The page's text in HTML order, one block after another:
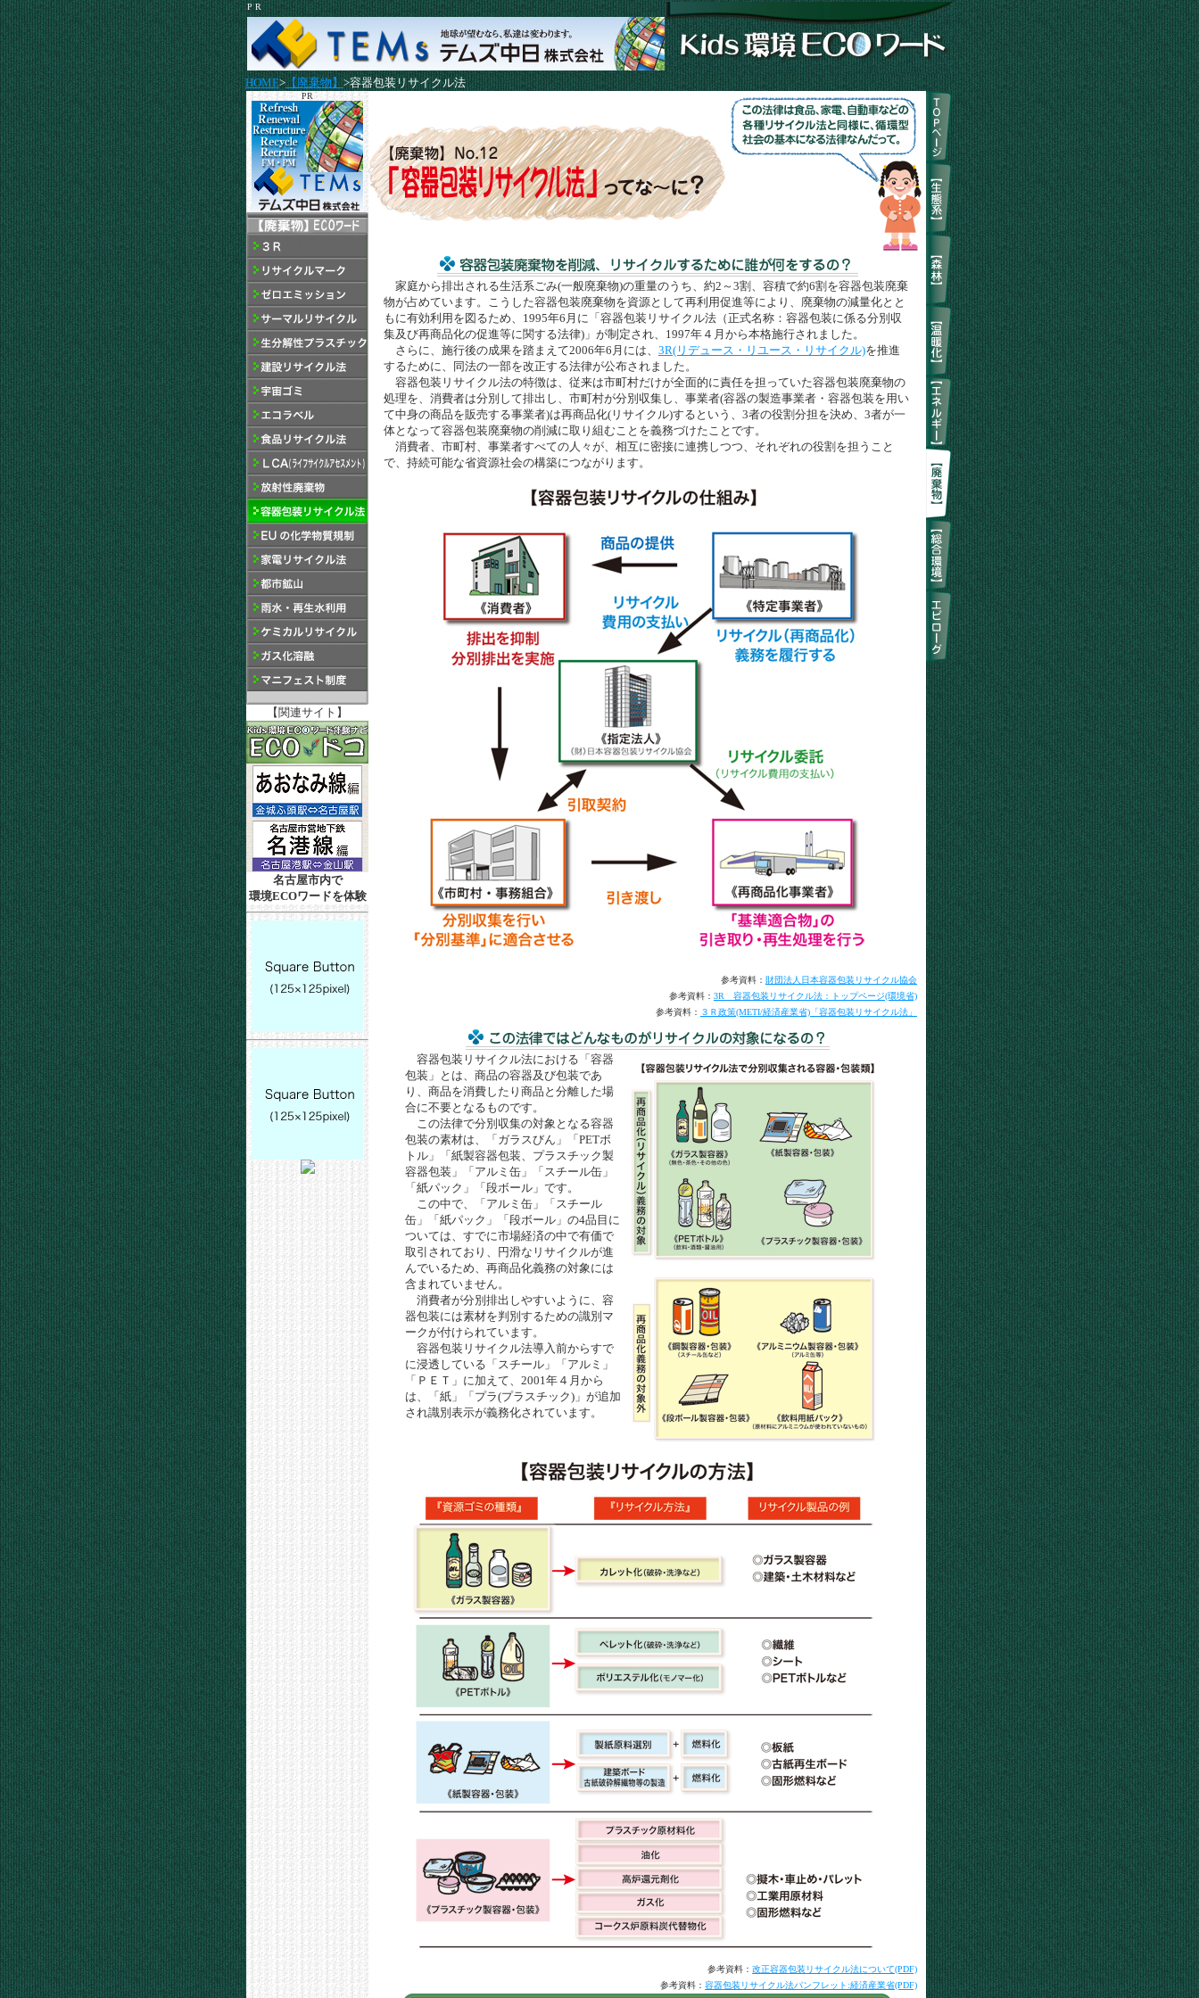
P R
HOME>【廃棄物】>容器包装リサイクル法
PR
【関連サイト】
名古屋市内で
環境ECOワードを体験
家庭から排出される生活系ごみ(一般廃棄物)の重量のうち、約2～3割、容積で約6割を容器包装廃棄
物が占めています。こうした容器包装廃棄物を資源として再利用促進等により、廃棄物の減量化とと
もに有効利用を図るため、1995年6月に「容器包装リサイクル法（正式名称：容器包装に係る分別収
集及び再商品化の促進等に関する法律)」が制定され、1997年４月から本格施行されました。
さらに、施行後の成果を踏まえて2006年6月には、 3R(リデュース・リユース・リサイクル)を推進
するために、同法の一部を改正する法律が公布されました。
容器包装リサイクル法の特徴は、従来は市町村だけが全面的に責任を担っていた容器包装廃棄物の
処理を、消費者は分別して排出し、市町村が分別収集し、事業者(容器の製造事業者・容器包装を用い
て中身の商品を販売する事業者)は再商品化(リサイクル)するという、3者の役割分担を決め、3者が一
体となって容器包装廃棄物の削減に取り組むことを義務づけたことです。
消費者、市町村、事業者すべての人々が、相互に密接に連携しつつ、それぞれの役割を担うこと
で、持続可能な省資源社会の構築につながります。
参考資料： 財団法人日本容器包装リサイクル協会
参考資料： 3R 容器包装リサイクル法：トップページ(環境省)
参考資料： ３Ｒ政策(METI/経済産業省)「容器包装リサイクル法」
容器包装リサイクル法における「容器
包装」とは、商品の容器及び包装であ
り、商品を消費したり商品と分離した場
合に不要となるものです。
この法律で分別収集の対象となる容器
包装の素材は、「ガラスびん」「PETボ
トル」「紙製容器包装、プラスチック製
容器包装」「アルミ缶」「スチール缶」
「紙パック」「段ボール」です。
この中で、「アルミ缶」「スチール
缶」「紙パック」「段ボール」の4品目に
ついては、すでに市場経済の中で有価で
取引されており、円滑なリサイクルが進
んでいるため、再商品化義務の対象には
含まれていません。
消費者が分別排出しやすいように、容
器包装には素材を判別するための識別マ
ークが付けられています。
容器包装リサイクル法導入前からすで
に浸透している「スチール」「アルミ」
「ＰＥＴ」に加えて、2001年４月から
は、「紙」「プラ(プラスチック)」が追加
され識別表示が義務化されています。
参考資料： 改正容器包装リサイクル法について(PDF)
参考資料： 容器包装リサイクル法パンフレット:経済産業省(PDF)